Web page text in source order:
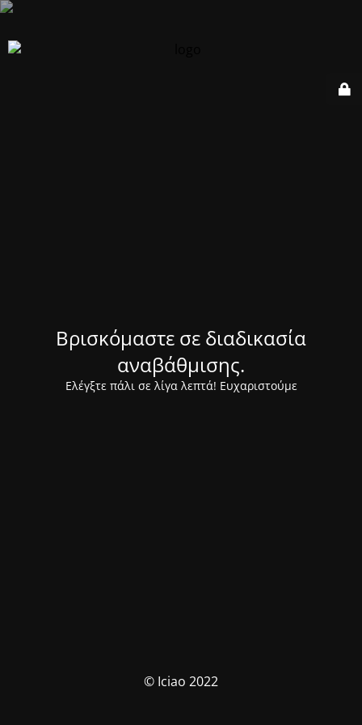
Βρισκόμαστε σε διαδικασία
αναβάθμισης.
Ελέγξτε πάλι σε λίγα λεπτά! Ευχαριστούμε
© Iciao 2022